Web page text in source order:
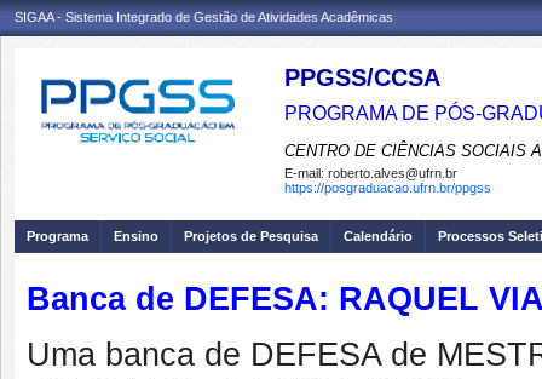
SIGAA - Sistema Integrado de Gestão de Atividades Acadêmicas
PPGSS/CCSA
PROGRAMA DE PÓS-
CENTRO DE CIÊNCIAS SOCIAIS
E-mail: roberto.alves@ufrn.br
https://posgraduacao.ufrn.br/ppgss
Programa Ensino Projetos de Pesquisa Calendário Processos
Banca de DEFESA: RAQUEL
Uma banca de DEFESA de